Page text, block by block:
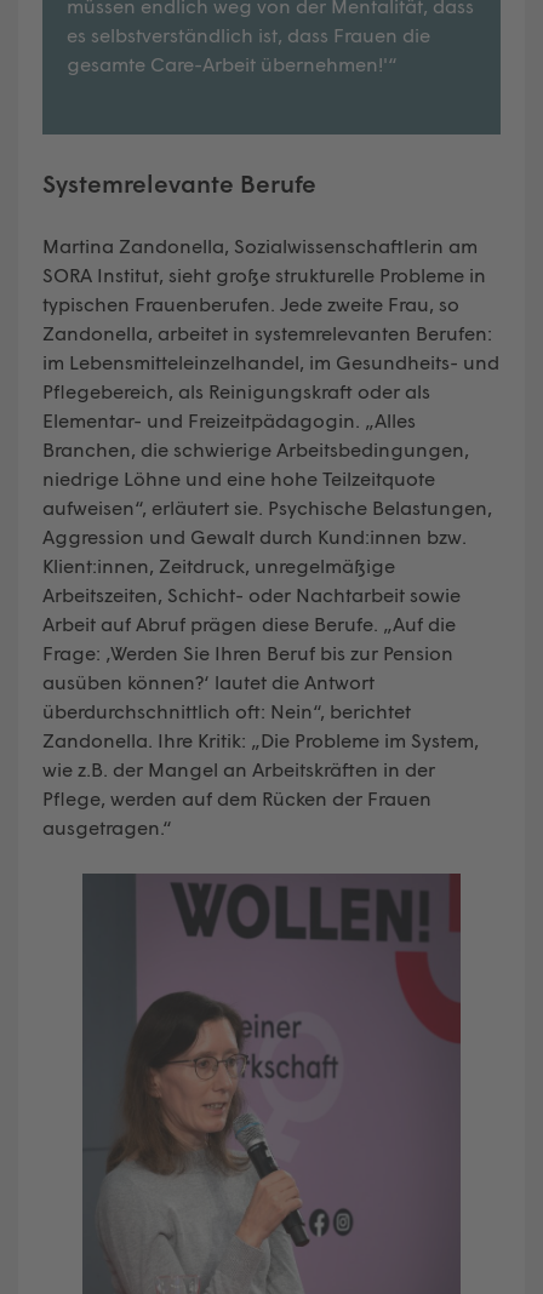
müssen endlich weg von der Mentalität, dass
es selbstverständlich ist, dass Frauen die
gesamte Care-Arbeit übernehmen!'“
Systemrelevante Berufe
Martina Zandonella, Sozialwissenschaftlerin am
SORA Institut, sieht große strukturelle Probleme in
typischen Frauenberufen. Jede zweite Frau, so
Zandonella, arbeitet in systemrelevanten Berufen:
im Lebensmitteleinzelhandel, im Gesundheits- und
Pflegebereich, als Reinigungskraft oder als
Elementar- und Freizeitpädagogin. „Alles
Branchen, die schwierige Arbeitsbedingungen,
niedrige Löhne und eine hohe Teilzeitquote
aufweisen“, erläutert sie. Psychische Belastungen,
Aggression und Gewalt durch Kund:innen bzw.
Klient:innen, Zeitdruck, unregelmäßige
Arbeitszeiten, Schicht- oder Nachtarbeit sowie
Arbeit auf Abruf prägen diese Berufe. „Auf die
Frage: ‚Werden Sie Ihren Beruf bis zur Pension
ausüben können?‘ lautet die Antwort
überdurchschnittlich oft: Nein“, berichtet
Zandonella. Ihre Kritik: „Die Probleme im System,
wie z.B. der Mangel an Arbeitskräften in der
Pflege, werden auf dem Rücken der Frauen
ausgetragen.“